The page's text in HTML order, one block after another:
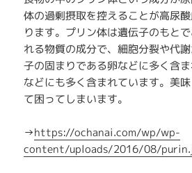
体の過剰摂取を控えることが高尿
ります。プリン体は遺伝子のもと
れる物質の成分で、細胞分裂や代
子の固まりである卵などに多く含
などにも多く含まれています。美
て困ってしまいます。
→https://ochanai.com/wp/wp-
content/uploads/2016/08/